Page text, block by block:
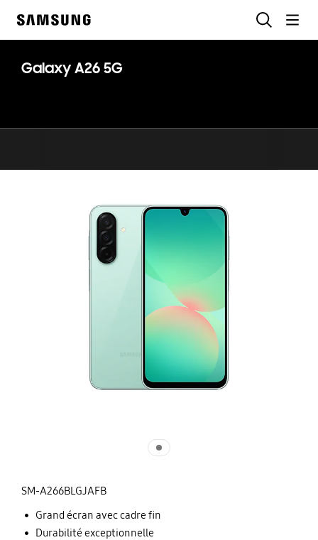
Galaxy A26 5G
SM-A266BLGJAFB
Grand écran avec cadre fin
Durabilité exceptionnelle